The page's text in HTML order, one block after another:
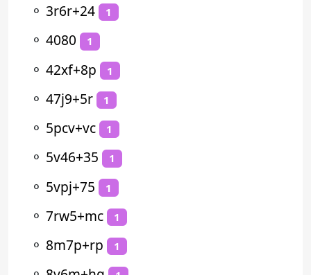
⚬ 3r6r+24 1
⚬ 4080 1
⚬ 42xf+8p 1
⚬ 47j9+5r 1
⚬ 5pcv+vc 1
⚬ 5v46+35 1
⚬ 5vpj+75 1
⚬ 7rw5+mc 1
⚬ 8m7p+rp 1